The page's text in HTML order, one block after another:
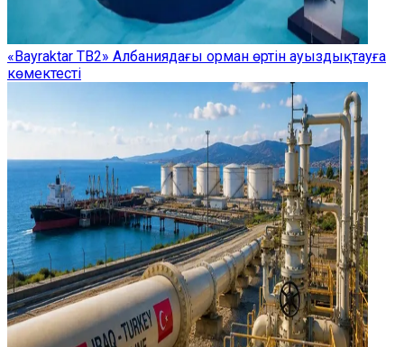
«Bayraktar TB2» Албаниядағы орман өртін ауыздықтауға
көмектесті